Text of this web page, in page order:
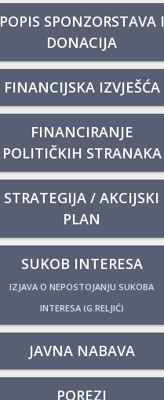
POPIS SPONZORSTAVA I
DONACIJA
FINANCIJSKA IZVJEŠĆA
FINANCIRANJE
POLITIČKIH STRANAKA
STRATEGIJA / AKCIJSKI
PLAN
SUKOB INTERESA
IZJAVA O NEPOSTOJANJU SUKOBA
INTERESA (G.RELJIĆ)
JAVNA NABAVA
POREZI